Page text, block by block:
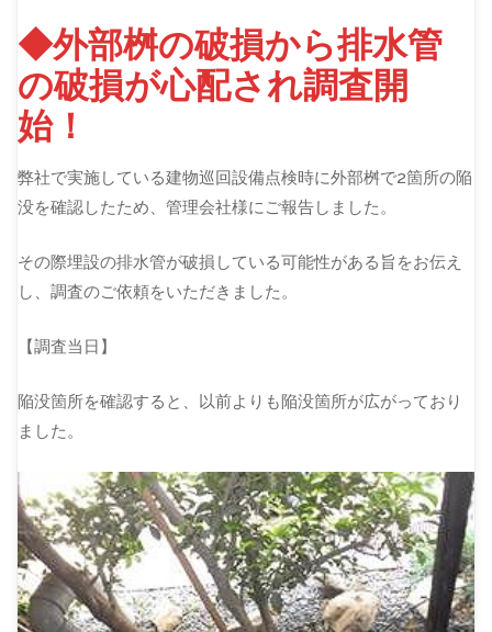
◆外部桝の破損から排水管
の破損が心配され調査開
始！
弊社で実施している建物巡回設備点検時に外部桝で2箇所の陥
没を確認したため、管理会社様にご報告しました。
その際埋設の排水管が破損している可能性がある旨をお伝え
し、調査のご依頼をいただきました。
【調査当日】
陥没箇所を確認すると、以前よりも陥没箇所が広がっており
ました。